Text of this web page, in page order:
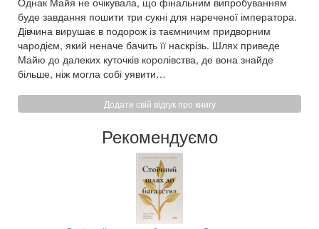
буде завдання пошити три сукні для нареченої імператора.
Дівчина вирушає в подорож із таємничим придворним
чародієм, який неначе бачить її наскрізь. Шлях приведе
Майю до далеких куточків королівства, де вона знайде
більше, ніж могла собі уявити…
Додати свій відгук про книгу
Рекомендуємо